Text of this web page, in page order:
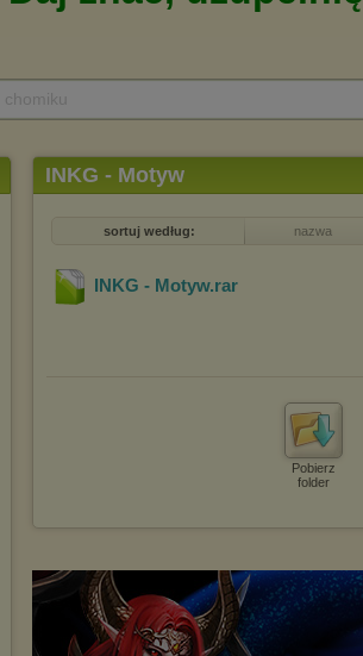
INKG - Motyw
sortuj według: nazwa
INKG - Motyw.rar
Pobierz
folder